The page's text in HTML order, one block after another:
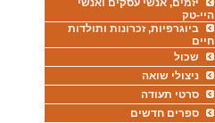
יזמים, אנשי עסקים ואנשי
היי-טק
ביוגרפיות, זכרונות ותולדות
חיים
שכול
ניצולי שואה
סרטי תעודה
ספרים חדשים